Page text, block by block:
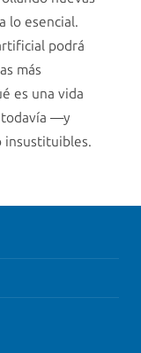
lo esencial.
podrá
más
es una vida
todavía —y